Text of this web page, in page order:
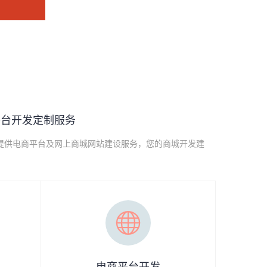
开发定制服务
电商平台及网上商城网站建设服务，您的商城开发建